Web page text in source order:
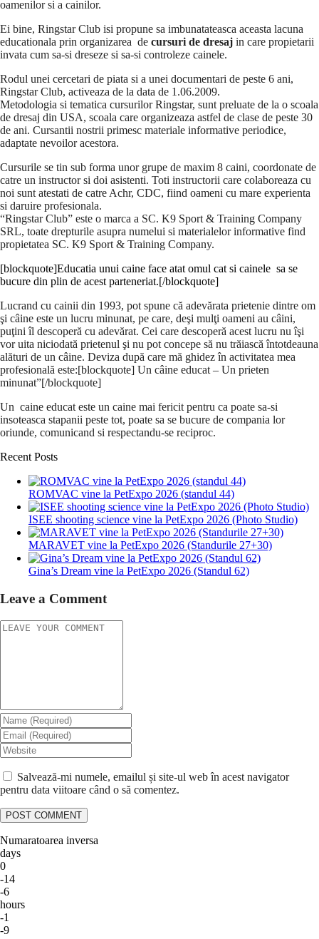
oamenilor si a cainilor.
Ei bine, Ringstar Club isi propune sa imbunatateasca aceasta lacuna
educationala prin organizarea de cursuri de dresaj in care propietarii
invata cum sa-si dreseze si sa-si controleze cainele.
Rodul unei cercetari de piata si a unei documentari de peste 6 ani,
Ringstar Club, activeaza de la data de 1.06.2009.
Metodologia si tematica cursurilor Ringstar, sunt preluate de la o scoala
de dresaj din USA, scoala care organizeaza astfel de clase de peste 30
de ani. Cursantii nostrii primesc materiale informative periodice,
adaptate nevoilor acestora.
Cursurile se tin sub forma unor grupe de maxim 8 caini, coordonate de
catre un instructor si doi asistenti. Toti instructorii care colaboreaza cu
noi sunt atestati de catre Achr, CDC, fiind oameni cu mare experienta
si daruire profesionala.
“Ringstar Club” este o marca a SC. K9 Sport & Training Company
SRL, toate drepturile asupra numelui si materialelor informative find
propietatea SC. K9 Sport & Training Company.
[blockquote]Educatia unui caine face atat omul cat si cainele sa se
bucure din plin de acest parteneriat.[/blockquote]
Lucrand cu cainii din 1993, pot spune că adevărata prietenie dintre om
şi câine este un lucru minunat, pe care, deşi mulţi oameni au câini,
puţini îl descoperă cu adevărat. Cei care descoperă acest lucru nu îşi
vor uita niciodată prietenul şi nu pot concepe să nu trăiască întotdeauna
alături de un câine. Deviza după care mă ghidez în activitatea mea
profesională este:[blockquote] Un câine educat – Un prieten
minunat”[/blockquote]
Un caine educat este un caine mai fericit pentru ca poate sa-si
insoteasca stapanii peste tot, poate sa se bucure de compania lor
oriunde, comunicand si respectandu-se reciproc.
Recent Posts
ROMVAC vine la PetExpo 2026 (standul 44)
ISEE shooting science vine la PetExpo 2026 (Photo Studio)
MARAVET vine la PetExpo 2026 (Standurile 27+30)
Gina’s Dream vine la PetExpo 2026 (Standul 62)
Leave a Comment
Salvează-mi numele, emailul și site-ul web în acest navigator
pentru data viitoare când o să comentez.
Numaratoarea inversa
days
0
-14
-6
hours
-1
-9